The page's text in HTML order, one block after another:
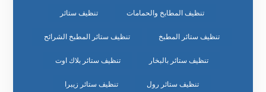
تنظيف المطابخ والحمامات تنظيف ستائر
تنظيف ستائر المطبخ تنظيف ستائر المطبخ الشرائح
تنظيف ستائر بالبخار تنظيف ستائر بلاك اوت
تنظيف ستائر رول تنظيف ستائر زيبرا